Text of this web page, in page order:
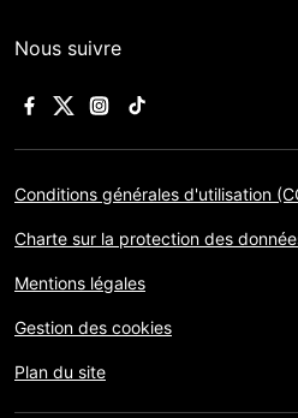
Nous suivre
Conditions générales d'utilisation
Charte sur la protection des
Mentions légales
Gestion des cookies
Plan du site